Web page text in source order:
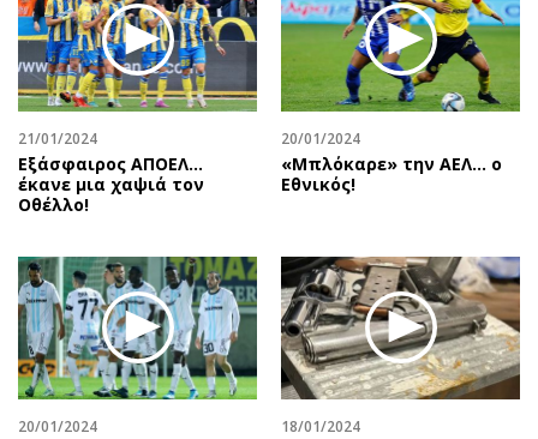
21/01/2024
Εξάσφαιρος ΑΠΟΕΛ…
έκανε μια χαψιά τον
Οθέλλο!
20/01/2024
«Μπλόκαρε» την ΑΕΛ… ο
Εθνικός!
20/01/2024 18/01/2024